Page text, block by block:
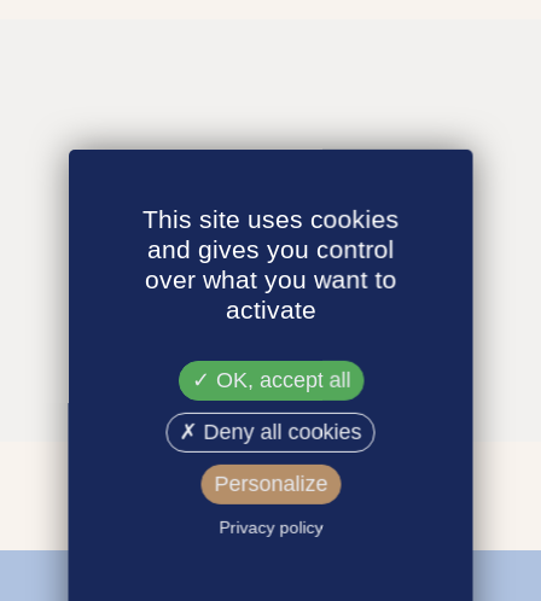
This site uses cookies
and gives you control
over what you want to
activate
OK, accept all
Deny all cookies
Personalize
Privacy policy